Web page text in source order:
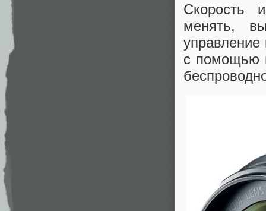
Скорость
менять,
с помощью